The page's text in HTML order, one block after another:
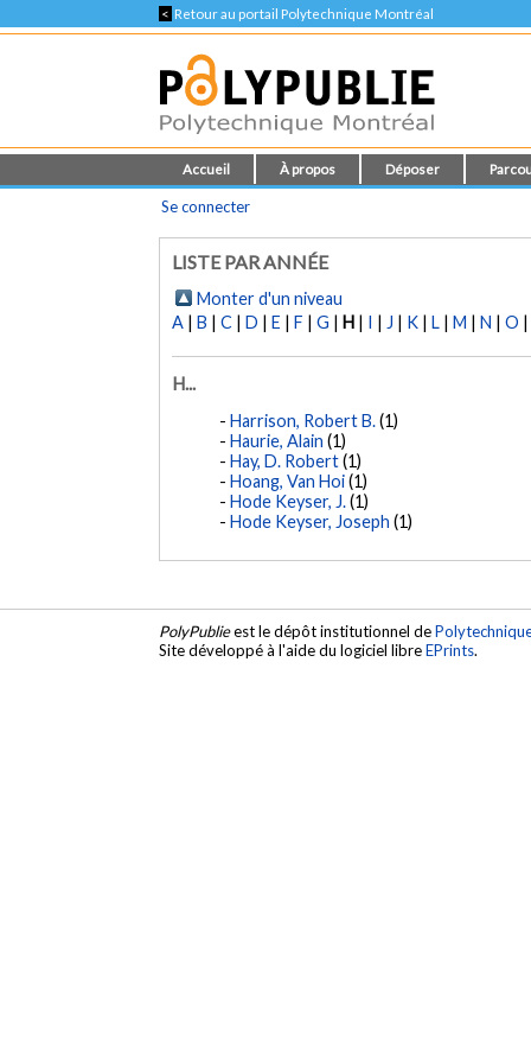
< Retour au portail Polytechnique Montréal
Accueil À propos Déposer
Se connecter
LISTE PAR ANNÉE
Monter d'un niveau
A |B |C |D |E |F |G |H | I | J | K |L |M |N |O |
H...
Harrison, Robert B.(1)
Haurie, Alain (1)
Hay, D. Robert(1)
Hoang, Van Hoi(1)
Hode Keyser, J.(1)
Hode Keyser, Joseph (1)
PolyPublieest le dépôt institutionnel de
Site développé à l'aide du logiciel libreEPrints.